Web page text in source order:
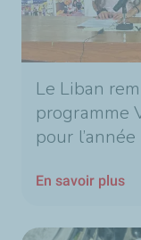
Le Liban
programme
pour
En savoir plus